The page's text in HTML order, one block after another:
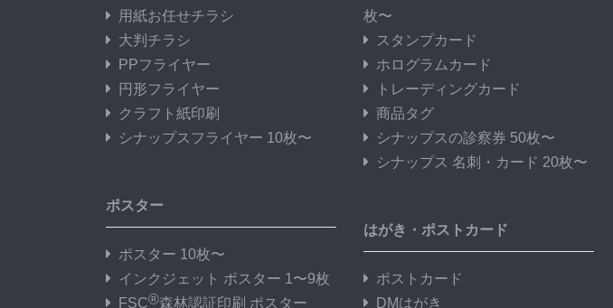
用紙お任せチラシ
大判チラシ
PPフライヤー
円形フライヤー
クラフト紙印刷
シナップスフライヤー 10枚〜
ポスター
ポスター 10枚〜
インクジェット ポスター 1〜9枚
FSC®森林認証印刷 ポスター
枚〜
スタンプカード
ホログラムカード
トレーディングカード
商品タグ
シナップスの診察券 50枚〜
シナップス 名刺・カード 20枚〜
はがき・ポストカード
ポストカード
DMはがき